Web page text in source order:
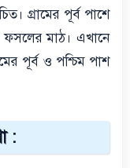
গ্রামের পূর্ব পাশে
ফসলের মাঠ। এখানে
পূর্ব ও পশ্চিম পাশ
: